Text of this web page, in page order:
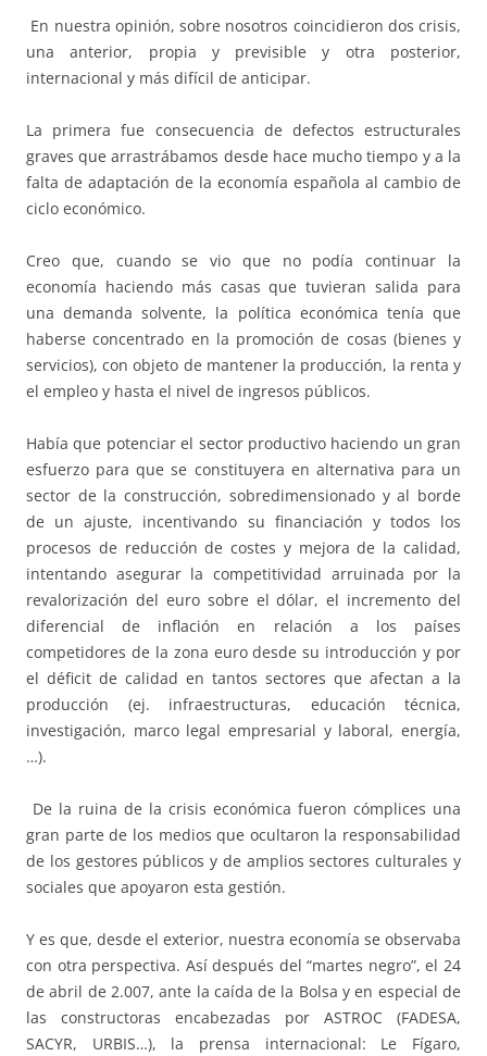
En nuestra opinión, sobre nosotros coincidieron dos crisis,
una anterior, propia y previsible y otra posterior,
internacional y más difícil de anticipar.
La primera fue consecuencia de defectos estructurales
graves que arrastrábamos desde hace mucho tiempo y a la
falta de adaptación de la economía española al cambio de
ciclo económico.
Creo que, cuando se vio que no podía continuar la
economía haciendo más casas que tuvieran salida para
una demanda solvente, la política económica tenía que
haberse concentrado en la promoción de cosas (bienes y
servicios), con objeto de mantener la producción, la renta y
el empleo y hasta el nivel de ingresos públicos.
Había que potenciar el sector productivo haciendo un gran
esfuerzo para que se constituyera en alternativa para un
sector de la construcción, sobredimensionado y al borde
de un ajuste, incentivando su financiación y todos los
procesos de reducción de costes y mejora de la calidad,
intentando asegurar la competitividad arruinada por la
revalorización del euro sobre el dólar, el incremento del
diferencial de inflación en relación a los países
competidores de la zona euro desde su introducción y por
el déficit de calidad en tantos sectores que afectan a la
producción (ej. infraestructuras, educación técnica,
investigación, marco legal empresarial y laboral, energía,
…).
De la ruina de la crisis económica fueron cómplices una
gran parte de los medios que ocultaron la responsabilidad
de los gestores públicos y de amplios sectores culturales y
sociales que apoyaron esta gestión.
Y es que, desde el exterior, nuestra economía se observaba
con otra perspectiva. Así después del “martes negro”, el 24
de abril de 2.007, ante la caída de la Bolsa y en especial de
las constructoras encabezadas por ASTROC (FADESA,
SACYR, URBIS…), la prensa internacional: Le Fígaro,